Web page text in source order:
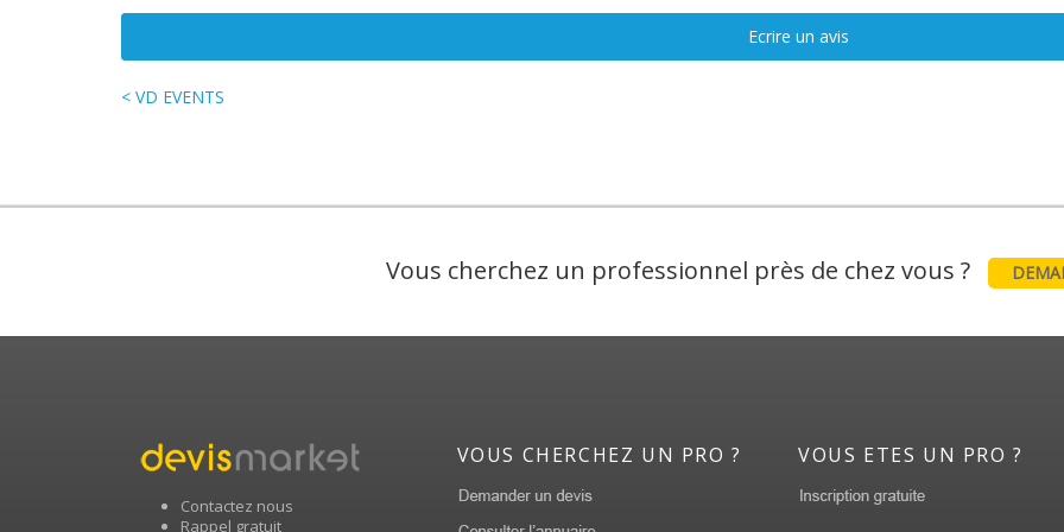
Ecrire un avis
< VD EVENTS
Vous cherchez un professionnel près de chez vous ?
Contactez nous
Rappel gratuit
VOUS CHERCHEZ UN PRO ? VOUS ETES UN PRO ?